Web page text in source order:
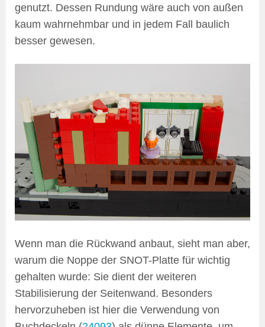
genutzt. Dessen Rundung wäre auch von außen
kaum wahrnehmbar und in jedem Fall baulich
besser gewesen.
Wenn man die Rückwand anbaut, sieht man aber,
warum die Noppe der SNOT-Platte für wichtig
gehalten wurde: Sie dient der weiteren
Stabilisierung der Seitenwand. Besonders
hervorzuheben ist hier die Verwendung von